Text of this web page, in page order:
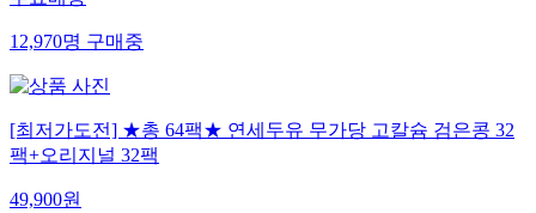
12,970명 구매중
[최저가도전] ★총 64팩★ 연세두유 무가당 고칼슘 검은콩 32
팩+오리지널 32팩
49,900원